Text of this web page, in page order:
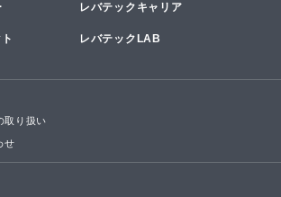
レバテックキャリア
レバテックLAB
取り扱い
せ